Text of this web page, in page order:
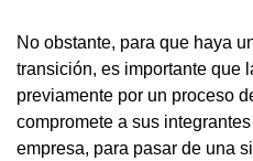
No obstante, para que haya
transición, es importante que
previamente por un proceso
compromete a sus
empresa, para pasar de una